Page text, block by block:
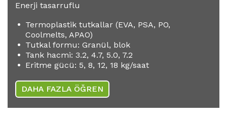
Enerji tasarruflu
Termoplastik tutkallar (EVA, PSA, PO,
Coolmelts, APAO)
Tutkal formu: Granül, blok
Tank hacmi: 3.2, 4.7, 5.0, 7.2
Eritme gücü: 5, 8, 12, 18 kg/saat
DAHA FAZLA ÖĞREN